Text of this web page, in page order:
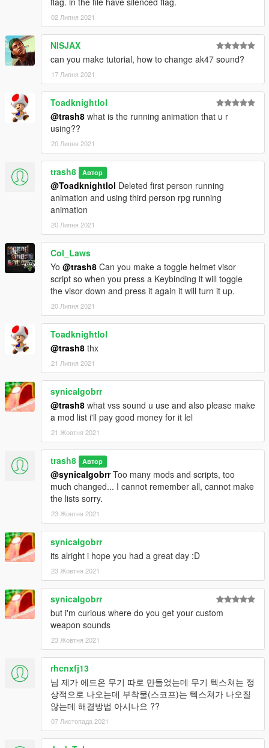
02 Липня 2021
NISJAX
can you make tutorial, how to change ak47 sound?
17 Липня 2021
Toadknightlol
@trash8 what is the running animation that u r
using??
20 Липня 2021
trash8 Автор
@Toadknightlol Deleted first person running
animation and using third person rpg running
animation
20 Липня 2021
Col_Laws
Yo @trash8 Can you make a toggle helmet visor
script so when you press a Keybinding it will toggle
the visor down and press it again it will turn it up.
20 Липня 2021
Toadknightlol
@trash8 thx
21 Липня 2021
synicalgobrr
@trash8 what vss sound u use and also please make
a mod list i'll pay good money for it lel
21 Жовтня 2021
trash8 Автор
@synicalgobrrToo many mods and scripts, too
much changed... I cannot remember all, cannot make
the lists sorry.
23 Жовтня 2021
synicalgobrr
its alright i hope you had a great day :D
23 Жовтня 2021
synicalgobrr
but i'm curious where do you get your custom
weapon sounds
23 Жовтня 2021
rhcnxfj13
님 제가 에드온 무기 따로 만들었는데 무기 텍스쳐는 정
상적으로 나오는데 부착물(스코프)는 텍스쳐가 나오질
않는데 해결방법 아시나요 ??
07 Листопада 2021